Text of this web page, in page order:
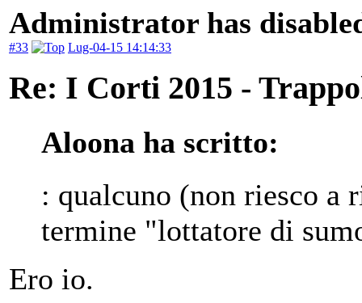
Administrator has
#33 Lug-04-15 14:14:33
Re: I Corti 2015 -
Aloona ha scritto:
: qualcuno (non riesco
termine "lottatore di
Ero io.